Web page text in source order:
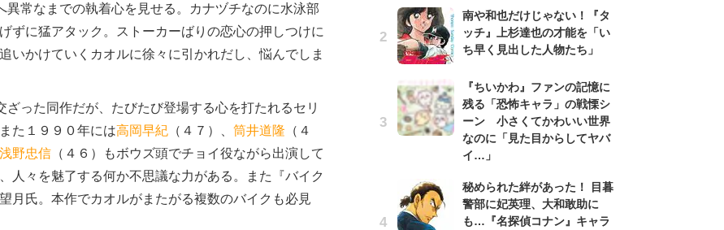
異常なまでの執着心を見せる。カナヅチなのに水泳部
ずに猛アタック。ストーカーばりの恋心の押しつけに
いかけていくカオルに徐々に引かれだし、悩んでしま
った同作だが、たびたび登場する心を打たれるセリ
た１９９０年には高岡早紀 （４７）、 筒井道隆 （４
浅野忠信 （４６）もボウズ頭でチョイ役ながら出演して
人々を魅了する何か不思議な力がある。また『バイク
月氏。本作でカオルがまたがる複数のバイクも必見
南や和也だけじゃない！『タ
ッチ』上杉達也の才能を「い
ち早く見出した人物たち」
『ちいかわ』ファンの記憶に
残る「恐怖キャラ」の戦慄シ
ーン 小さくてかわいい世界
なのに「見た目からしてヤバ
イ…」
秘められた絆があった！ 目暮
警部に妃英理、大和敢助に
も…『名探偵コナン』キャラ